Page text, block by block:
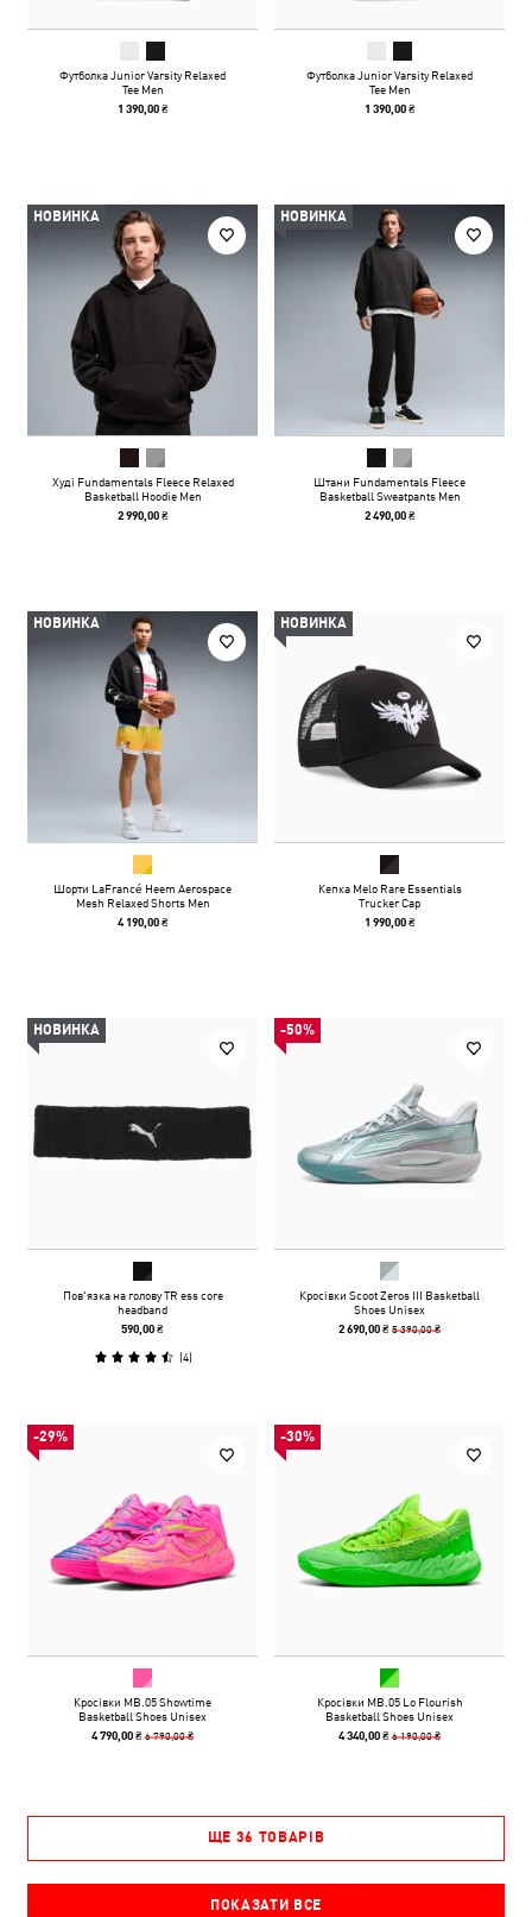
Футболка Junior Varsity Relaxed
Tee Men
1 390,00 ₴
Футболка Junior Varsity Relaxed
Tee Men
1 390,00 ₴
НОВИНКА
Худі Fundamentals Fleece Relaxed
Basketball Hoodie Men
2 990,00 ₴
НОВИНКА
Штани Fundamentals Fleece
Basketball Sweatpants Men
2 490,00 ₴
НОВИНКА
Шорти LaFrancé Heem Aerospace
Mesh Relaxed Shorts Men
4 190,00 ₴
НОВИНКА
Кепка Melo Rare Essentials
Trucker Cap
1 990,00 ₴
НОВИНКА
Пов'язка на голову TR ess core
headband
590,00 ₴
(4)
-50%
Кросівки Scoot Zeros III Basketball
Shoes Unisex
2 690,00 ₴5 390,00 ₴
-29%
Кросівки MB.05 Showtime
Basketball Shoes Unisex
4 790,00 ₴6 790,00 ₴
-30%
Кросівки MB.05 Lo Flourish
Basketball Shoes Unisex
4 340,00 ₴6 190,00 ₴
ЩЕ 36 ТОВАРІВ
ПОКАЗАТИ ВСЕ